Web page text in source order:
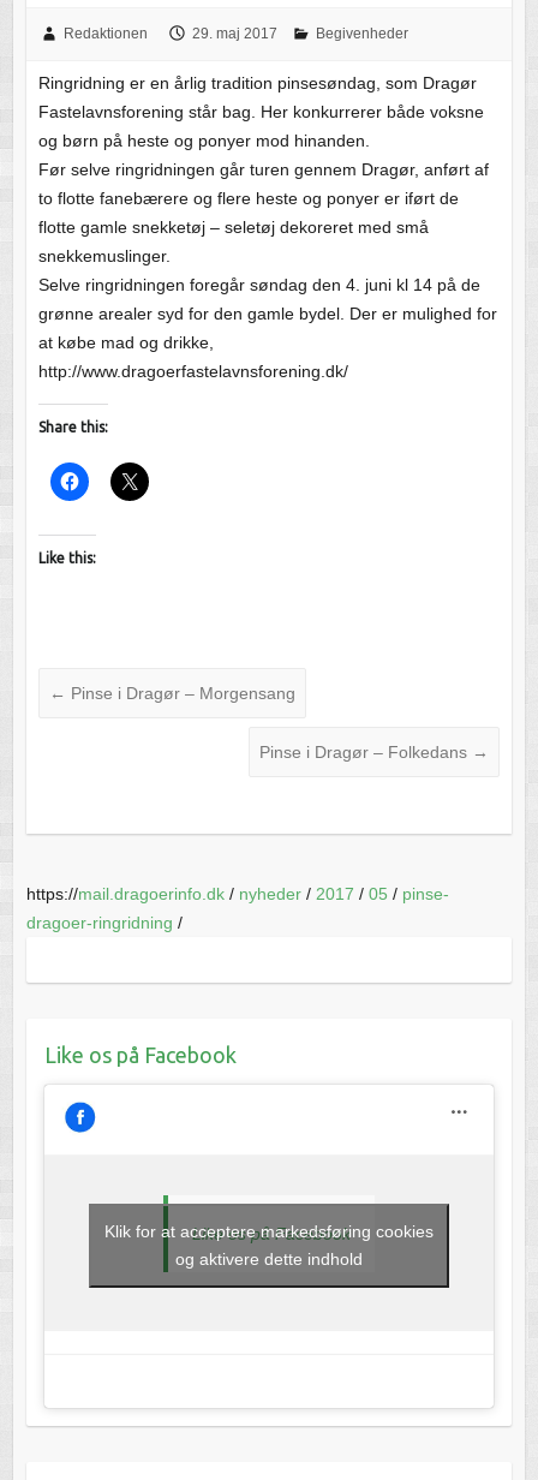
Redaktionen 29. maj 2017 Begivenheder
Ringridning er en årlig tradition pinsesøndag, som Dragør
Fastelavnsforening står bag. Her konkurrerer både voksne
og børn på heste og ponyer mod hinanden.
Før selve ringridningen går turen gennem Dragør, anført af
to flotte fanebærere og flere heste og ponyer er iført de
flotte gamle snekketøj – seletøj dekoreret med små
snekkemuslinger.
Selve ringridningen foregår søndag den 4. juni kl 14 på de
grønne arealer syd for den gamle bydel. Der er mulighed for
at købe mad og drikke,
http://www.dragoerfastelavnsforening.dk/
Share this:
Like this:
← Pinse i Dragør – Morgensang
Pinse i Dragør – Folkedans →
https://mail.dragoerinfo.dk/ nyheder/ 2017 / 05 / pinse-
dragoer-ringridning /
Like os på Facebook
Like os på Facebook
Klik for at acceptere markedsføring cookies
og aktivere dette indhold